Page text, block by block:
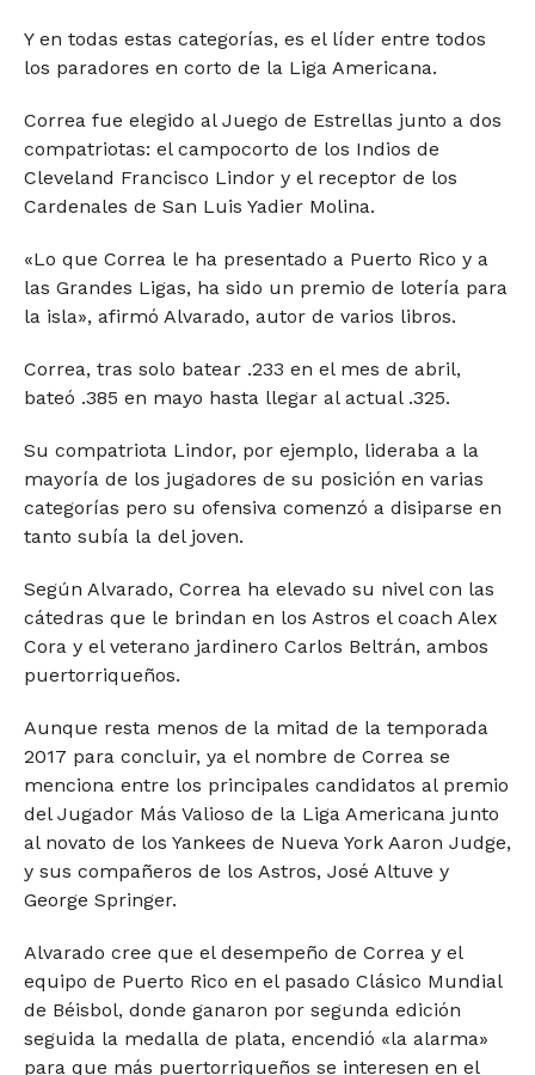
Y en todas estas categorías, es el líder entre todos
los paradores en corto de la Liga Americana.
Correa fue elegido al Juego de Estrellas junto a dos
compatriotas: el campocorto de los Indios de
Cleveland Francisco Lindor y el receptor de los
Cardenales de San Luis Yadier Molina.
«Lo que Correa le ha presentado a Puerto Rico y a
las Grandes Ligas, ha sido un premio de lotería para
la isla», afirmó Alvarado, autor de varios libros.
Correa, tras solo batear .233 en el mes de abril,
bateó .385 en mayo hasta llegar al actual .325.
Su compatriota Lindor, por ejemplo, lideraba a la
mayoría de los jugadores de su posición en varias
categorías pero su ofensiva comenzó a disiparse en
tanto subía la del joven.
Según Alvarado, Correa ha elevado su nivel con las
cátedras que le brindan en los Astros el coach Alex
Cora y el veterano jardinero Carlos Beltrán, ambos
puertorriqueños.
Aunque resta menos de la mitad de la temporada
2017 para concluir, ya el nombre de Correa se
menciona entre los principales candidatos al premio
del Jugador Más Valioso de la Liga Americana junto
al novato de los Yankees de Nueva York Aaron Judge,
y sus compañeros de los Astros, José Altuve y
George Springer.
Alvarado cree que el desempeño de Correa y el
equipo de Puerto Rico en el pasado Clásico Mundial
de Béisbol, donde ganaron por segunda edición
seguida la medalla de plata, encendió «la alarma»
para que más puertorriqueños se interesen en el